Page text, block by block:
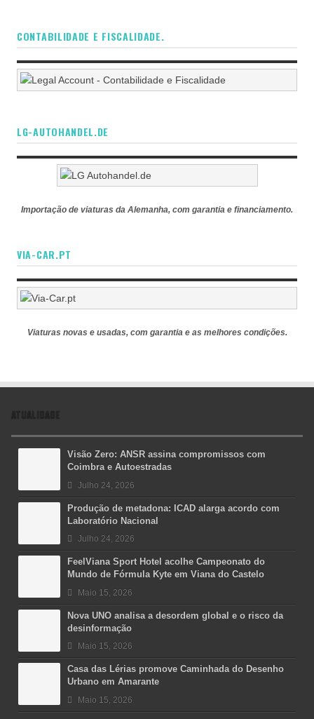
CONTABILIDADE E FISCALIDADE.
LG-AUTOHANDEL.DE
Importação de viaturas da Alemanha, com garantia e financiamento.
VIA-CAR.PT
Viaturas novas e usadas, com garantia e as melhores condições.
ATUALIDADE
Visão Zero: ANSR assina compromissos com
Coimbra e Autoestradas
Julho 24, 2026
Produção de metadona: ICAD alarga acordo com
Laboratório Nacional
Julho 24, 2026
FeelViana Sport Hotel acolhe Campeonato do
Mundo de Fórmula Kyte em Viana do Castelo
Maio 15, 2026
Nova UNO analisa a desordem global e o risco da
desinformação
Maio 15, 2026
Casa das Lérias promove Caminhada do Desenho
Urbano em Amarante
Maio 15, 2026